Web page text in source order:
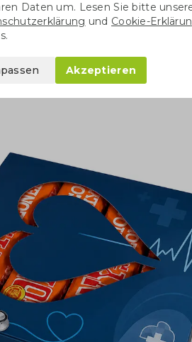
(4
Daten um. Lesen Sie bitte
und Cookie-
Akzeptieren